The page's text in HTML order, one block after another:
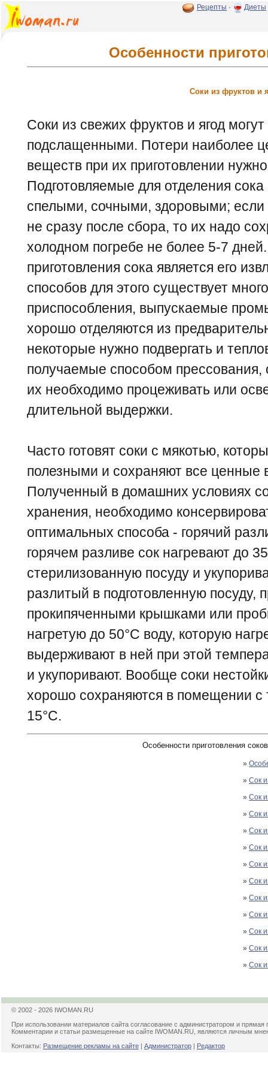
Рецепты · Диеты
Особенности
Соки из фруктов и
Соки из свежих фруктов и ягод
подслащенными. Потери наиболее
веществ при их приготовлении
Подготовляемые для отделения
спелыми, сочными, здоровыми; если
не сразу после сбора, то их надо
холодном погребе не более 5-7
приготовления сока является его
способов для этого существует
приспособления, выпускаемые
хорошо отделяются из
некоторые нужно подвергать и
получаемые способом
их необходимо процеживать или
длительной выдержки.
Часто готовят соки с мякотью,
полезными и сохраняют все ценные
Полученный в домашних условиях
хранения, необходимо
оптимальных способа - горячий
горячем разливе сок нагревают до
стерилизованную посуду и
разлитый в подготовленную посуду,
прокипяченными крышками или
нагретую до 50°С воду, которую
выдерживают в ней при этой
и укупоривают. Вообще соки
хорошо сохраняются в помещении с
15°С.
Особенности приготовления
»
» Сок
» Сок
» Сок
» Сок
» Сок
» Сок
» Сок
» Сок
» Сок
» Сок
» Сок
» Сок
© 2002 - 2026 IWOMAN.RU
При использовании материалов сайта согласование с администратором и прямая
Комментарии и статьи размещенные на сайте IWOMAN.RU, являются личным
Контакты: Размещение рекламы на сайте | Администратор | Редактор